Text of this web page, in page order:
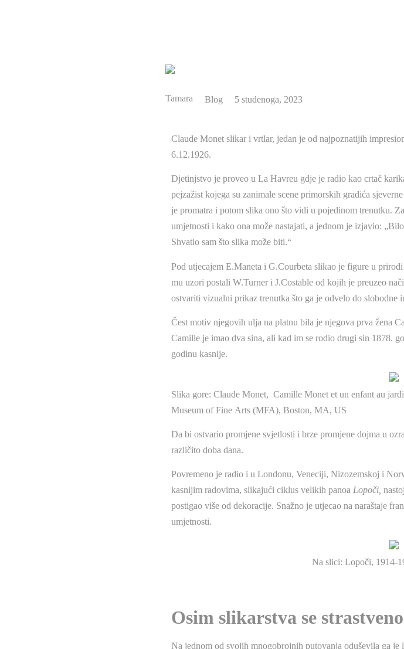
Tamara Blog 5 studenoga, 2023
Claude Monet slikar i vrtlar, jedan je od najpoznatijih
6.12.1926.
Djetinjstvo je proveo u La Havreu gdje je radio kao crtač
pejzažist kojega su zanimale scene primorskih gradića
je promatra i potom slika ono što vidi u pojedinom trenutku.
umjetnosti i kako ona može nastajati, a jednom je izjavio:
Shvatio sam što slika može biti.“
Pod utjecajem E.Maneta i G.Courbeta slikao je figure u
mu uzori postali W.Turner i J.Costable od kojih je preuzeo
ostvariti vizualni prikaz trenutka što ga je odvelo do slobodne
Čest motiv njegovih ulja na platnu bila je njegova prva žena
Camille je imao dva sina, ali kad im se rodio drugi sin 1878.
godinu kasnije.
Slika gore: Claude Monet, Camille Monet et un enfant au
Museum of Fine Arts (MFA), Boston, MA, US
Da bi ostvario promjene svjetlosti i brze promjene dojma u
različito doba dana.
Povremeno je radio i u Londonu, Veneciji, Nizozemskoj i
kasnijim radovima, slikajući ciklus velikih panoa Lopoči,
postigao više od dekoracije. Snažno je utjecao na naraštaje
umjetnosti.
Na slici: Lopoči, 1914-
Osim slikarstva se
Na jednom od svojih mnogobrojnih putovanja oduševila ga